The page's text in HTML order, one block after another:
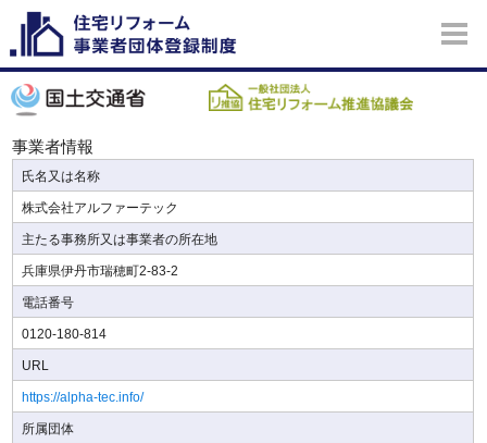
事業者情報
氏名又は名称
株式会社アルファーテック
主たる事務所又は事業者の所在地
兵庫県伊丹市瑞穂町2-83-2
電話番号
0120-180-814
URL
https://alpha-tec.info/
所属団体